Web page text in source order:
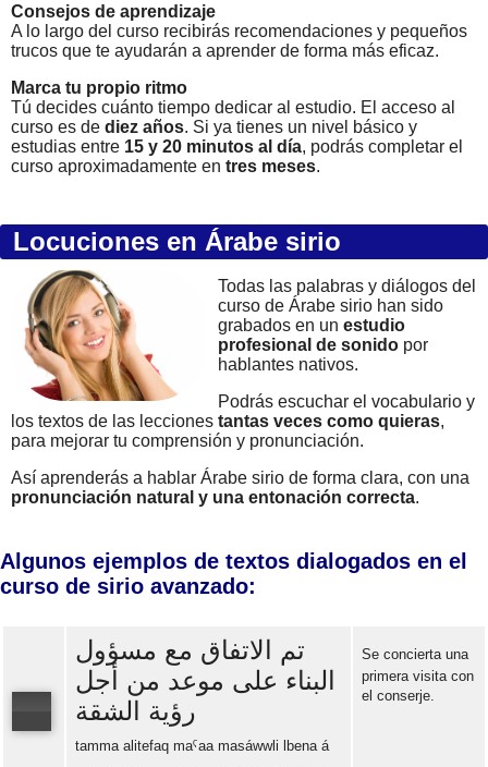
Consejos de aprendizaje
A lo largo del curso recibirás recomendaciones y pequeños
trucos que te ayudarán a aprender de forma más eficaz.
Marca tu propio ritmo
Tú decides cuánto tiempo dedicar al estudio. El acceso al
curso es de diez años. Si ya tienes un nivel básico y
estudias entre 15 y 20 minutos al día, podrás completar el
curso aproximadamente en tres meses.
Locuciones en Árabe sirio
Todas las palabras y diálogos del
curso de Árabe sirio han sido
grabados en un estudio
profesional de sonido por
hablantes nativos.
Podrás escuchar el vocabulario y
los textos de las lecciones tantas veces como quieras,
para mejorar tu comprensión y pronunciación.
Así aprenderás a hablar Árabe sirio de forma clara, con una
pronunciación natural y una entonación correcta.
Algunos ejemplos de textos dialogados en el
curso de sirio avanzado:
تم الاتفاق مع مسؤول
البناء على موعد من أجل
رؤية الشقة
tamma alitefaq maˁaa masáwwli lbena á
Se concierta una
primera visita con
el conserje.